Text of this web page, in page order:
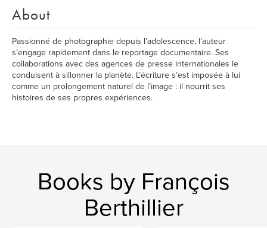
About
Passionné de photographie depuis l’adolescence, l’auteur
s’engage rapidement dans le reportage documentaire. Ses
collaborations avec des agences de presse internationales le
conduisent à sillonner la planète. L’écriture s’est imposée à lui
comme un prolongement naturel de l’image : il nourrit ses
histoires de ses propres expériences.
Books by François
Berthillier